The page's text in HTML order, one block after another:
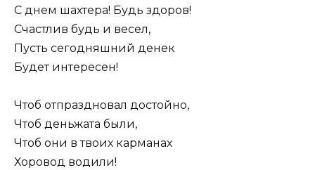
С днем шахтера! Будь здоров!
Счастлив будь и весел,
Пусть сегодняшний денек
Будет интересен!
Чтоб отпраздновал достойно,
Чтоб деньжата были,
Чтоб они в твоих карманах
Хоровод водили!